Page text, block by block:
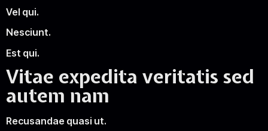
Vel qui.
Nesciunt.
Est qui.
Vitae expedita veritatis sed
autem nam
Recusandae quasi ut.